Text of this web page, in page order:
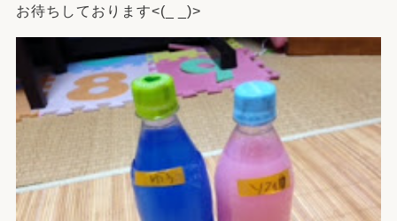
お待ちしております<(_ _)>